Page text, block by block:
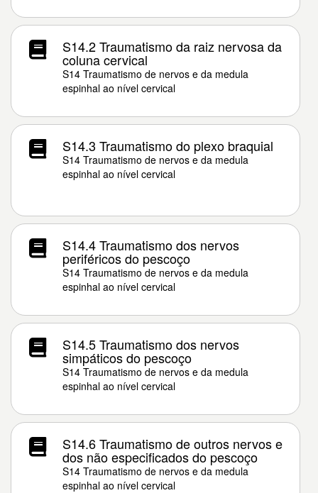
S14.2 Traumatismo da raiz nervosa da
coluna cervical
S14 Traumatismo de nervos e da medula
espinhal ao nível cervical
S14.3 Traumatismo do plexo braquial
S14 Traumatismo de nervos e da medula
espinhal ao nível cervical
S14.4 Traumatismo dos nervos
periféricos do pescoço
S14 Traumatismo de nervos e da medula
espinhal ao nível cervical
S14.5 Traumatismo dos nervos
simpáticos do pescoço
S14 Traumatismo de nervos e da medula
espinhal ao nível cervical
S14.6 Traumatismo de outros nervos e
dos não especificados do pescoço
S14 Traumatismo de nervos e da medula
espinhal ao nível cervical